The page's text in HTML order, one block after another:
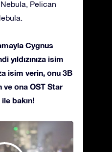
Pelican
Cygnus
yıldızınıza isim
isim verin, onu 3B
ona OST Star
bakın!